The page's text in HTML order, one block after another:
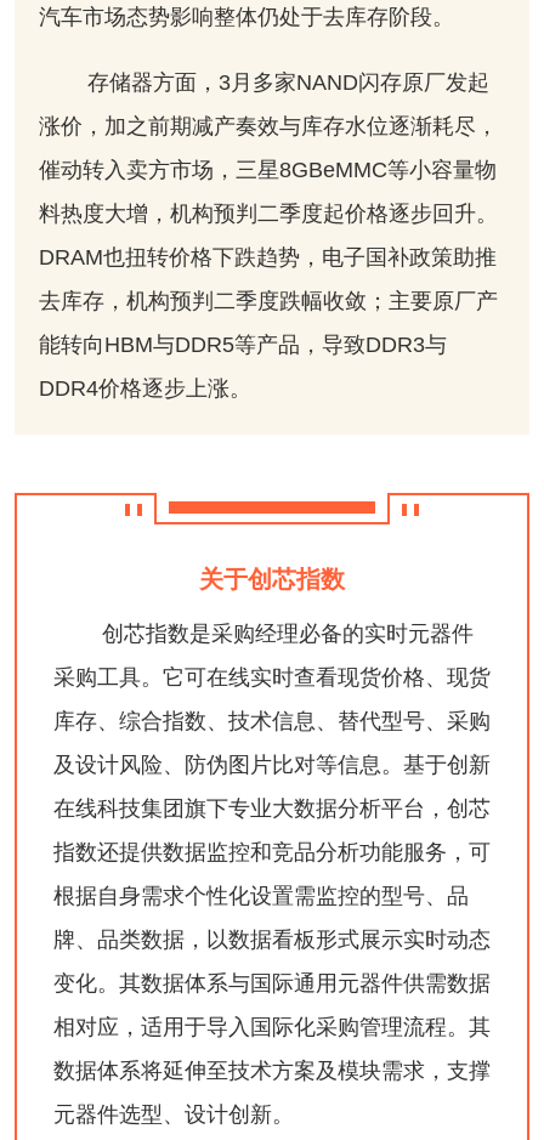
汽车市场态势影响整体仍处于去库存阶段。
存储器方面，3月多家NAND闪存原厂发起
涨价，加之前期减产奏效与库存水位逐渐耗尽，
催动转入卖方市场，三星8GBeMMC等小容量物
料热度大增，机构预判二季度起价格逐步回升。
DRAM也扭转价格下跌趋势，电子国补政策助推
去库存，机构预判二季度跌幅收敛；主要原厂产
能转向HBM与DDR5等产品，导致DDR3与
DDR4价格逐步上涨。
关于创芯指数
创芯指数是采购经理必备的实时元器件
采购工具。它可在线实时查看现货价格、现货
库存、综合指数、技术信息、替代型号、采购
及设计风险、防伪图片比对等信息。基于创新
在线科技集团旗下专业大数据分析平台，创芯
指数还提供数据监控和竞品分析功能服务，可
根据自身需求个性化设置需监控的型号、品
牌、品类数据，以数据看板形式展示实时动态
变化。其数据体系与国际通用元器件供需数据
相对应，适用于导入国际化采购管理流程。其
数据体系将延伸至技术方案及模块需求，支撑
元器件选型、设计创新。